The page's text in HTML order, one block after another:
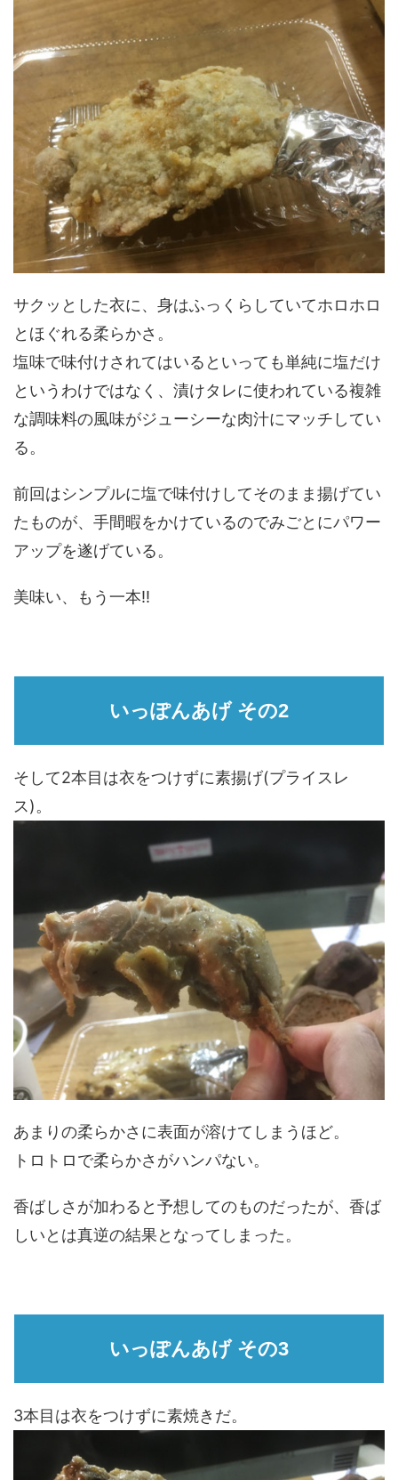
サクッとした衣に、身はふっくらしていてホロホロ
とほぐれる柔らかさ。
塩味で味付けされてはいるといっても単純に塩だけ
というわけではなく、漬けタレに使われている複雑
な調味料の風味がジューシーな肉汁にマッチしてい
る。
前回はシンプルに塩で味付けしてそのまま揚げてい
たものが、手間暇をかけているのでみごとにパワー
アップを遂げている。
美味い、もう一本!!
いっぽんあげ その2
そして2本目は衣をつけずに素揚げ(プライスレ
ス)。
あまりの柔らかさに表面が溶けてしまうほど。
トロトロで柔らかさがハンパない。
香ばしさが加わると予想してのものだったが、香ば
しいとは真逆の結果となってしまった。
いっぽんあげ その3
3本目は衣をつけずに素焼きだ。